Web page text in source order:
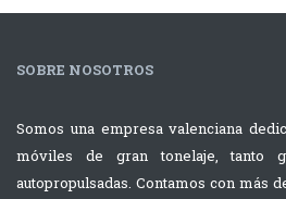
SOBRE NOSOTROS
Somos una empresa valenciana
móviles de gran tonelaje, tanto
autopropulsadas. Contamos con más